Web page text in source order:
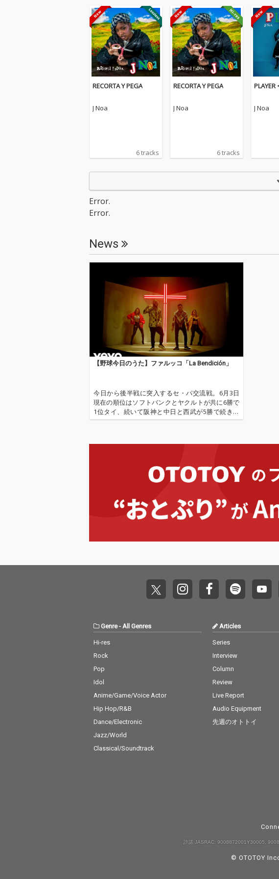
RECORTA Y PEGA
J Noa
6 tracks
RECORTA Y PEGA
J Noa
6 tracks
PLAYER
J Noa
Error.
Error.
News
【野球今日のうた】ファルッコ「La Bendición」
今日から後半戦に突入するセ・パ交流戦。6月3日
現在の順位はソフトバンクとヤクルトが共に6勝で
1位タイ、続いて阪神と中日と西武が5勝で続き、
まだまだ優勝チームが絞れない僅差の戦いが続い
Genre- All Genres
Hi-res
Rock
Pop
Idol
Anime/Game/Voice Actor
Hip Hop/R&B
Dance/Electronic
Jazz/World
Classical/Soundtrack
Articles
Series
Interview
Column
Review
Live Report
Audio Equipment
先週のオトトイ
許諾 JASRAC: 9008872001Y30005,
© OTOTOY